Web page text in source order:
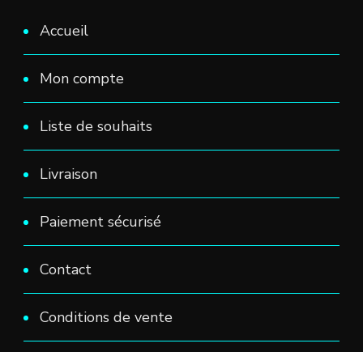
Accueil
Mon compte
Liste de souhaits
Livraison
Paiement sécurisé
Contact
Conditions de vente